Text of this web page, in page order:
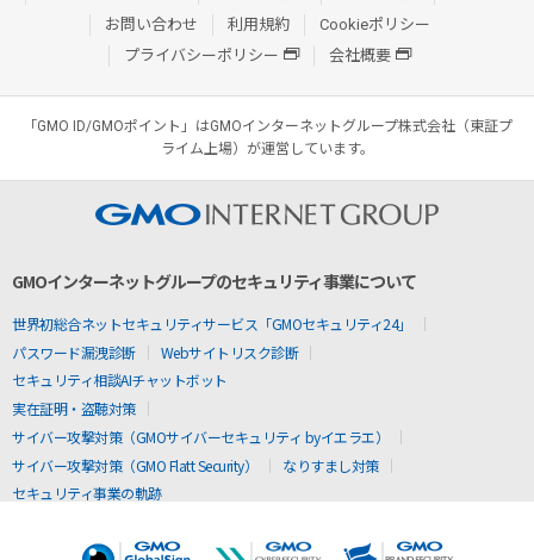
お問い合わせ
利用規約
Cookieポリシー
プライバシーポリシー
会社概要
「GMO ID/GMOポイント」はGMOインターネットグループ株式会社（東証プ
ライム上場）が運営しています。
GMOインターネットグループのセキュリティ事業について
世界初総合ネットセキュリティサービス「GMOセキュリティ24」
パスワード漏洩診断
Webサイトリスク診断
セキュリティ相談AIチャットボット
実在証明・盗聴対策
サイバー攻撃対策（GMOサイバーセキュリティ byイエラエ）
サイバー攻撃対策（GMO Flatt Security）
なりすまし対策
セキュリティ事業の軌跡